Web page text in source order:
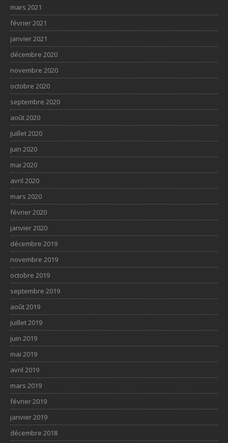
mars 2021
février 2021
janvier 2021
décembre 2020
novembre 2020
octobre 2020
septembre 2020
août 2020
juillet 2020
juin 2020
mai 2020
avril 2020
mars 2020
février 2020
janvier 2020
décembre 2019
novembre 2019
octobre 2019
septembre 2019
août 2019
juillet 2019
juin 2019
mai 2019
avril 2019
mars 2019
février 2019
janvier 2019
décembre 2018